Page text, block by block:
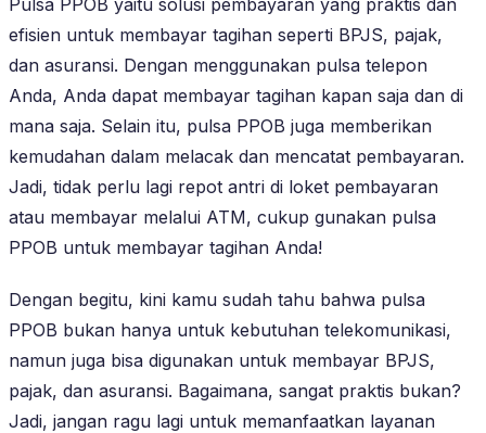
efisien untuk membayar tagihan seperti BPJS, pajak,
dan asuransi. Dengan menggunakan pulsa telepon
Anda, Anda dapat membayar tagihan kapan saja dan di
mana saja. Selain itu, pulsa PPOB juga memberikan
kemudahan dalam melacak dan mencatat pembayaran.
Jadi, tidak perlu lagi repot antri di loket pembayaran
atau membayar melalui ATM, cukup gunakan pulsa
PPOB untuk membayar tagihan Anda!
Dengan begitu, kini kamu sudah tahu bahwa pulsa
PPOB bukan hanya untuk kebutuhan telekomunikasi,
namun juga bisa digunakan untuk membayar BPJS,
pajak, dan asuransi. Bagaimana, sangat praktis bukan?
Jadi, jangan ragu lagi untuk memanfaatkan layanan